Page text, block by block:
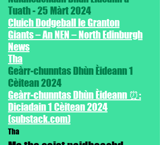
Tuath - 25 Màrt 2024
Cluich Dodgeball le Granton
Giants – An NEN – North Edinburgh
News
Tha
Geàrr-chunntas Dhùn Èideann 1
Cèitean 2024
Geàrr-chunntas Dhùn Èideann ⏰:
Diciadain 1 Cèitean 2024
(substack.com)
Tha